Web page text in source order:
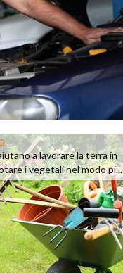
a lavorare la terra in
i vegetali nel modo pi...